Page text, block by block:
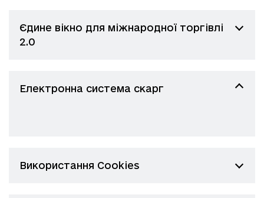
Єдине вікно для міжнародної торгівлі
2.0
Електронна система скарг
Використання Cookies